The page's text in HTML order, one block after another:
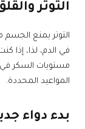
التوتر
التوتر يمنع الجسم
في الدم، لذا، إذا
مستويات السكر في
المواعيد المحددة.
بدء دواء